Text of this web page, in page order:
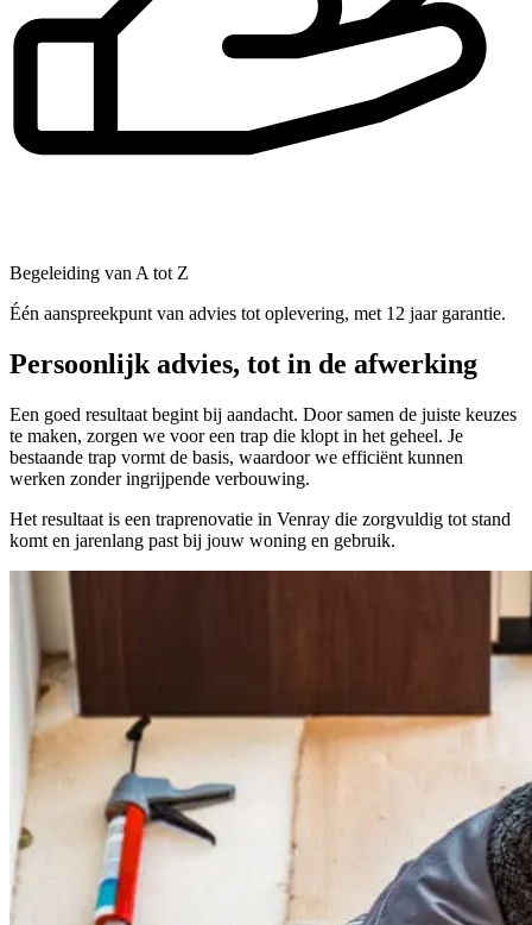
Begeleiding van A tot Z
Één aanspreekpunt van advies tot oplevering, met 12 jaar garantie.
Persoonlijk advies, tot in de afwerking
Een goed resultaat begint bij aandacht. Door samen de juiste keuzes
te maken, zorgen we voor een trap die klopt in het geheel. Je
bestaande trap vormt de basis, waardoor we efficiënt kunnen
werken zonder ingrijpende verbouwing.
Het resultaat is een traprenovatie in Venray die zorgvuldig tot stand
komt en jarenlang past bij jouw woning en gebruik.